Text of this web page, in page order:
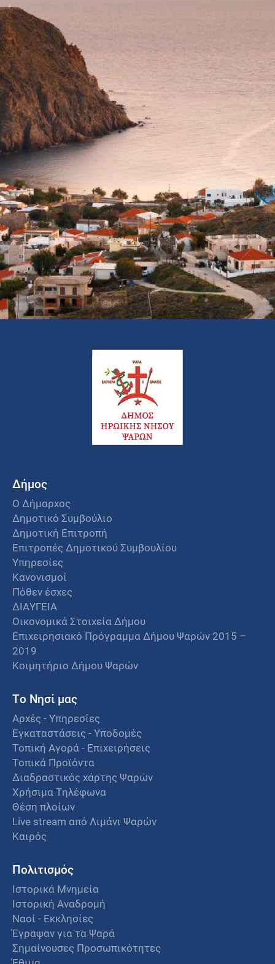
Δήμος
Ο Δήμαρχος
Δημοτικό Συμβούλιο
Δημοτική Επιτροπή
Επιτροπές Δημοτικού Συμβουλίου
Υπηρεσίες
Κανονισμοί
Πόθεν έσχες
ΔΙΑΥΓΕΙΑ
Οικονομικά Στοιχεία Δήμου
Επιχειρησιακό Πρόγραμμα Δήμου Ψαρών 2015 –
2019
Κοιμητήριο Δήμου Ψαρών
Το Νησί μας
Αρχές - Υπηρεσίες
Εγκαταστάσεις - Υποδομές
Τοπική Αγορά - Επιχειρήσεις
Τοπικά Προϊόντα
Διαδραστικός χάρτης Ψαρών
Χρήσιμα Τηλέφωνα
Θέση πλοίων
Live stream από Λιμάνι Ψαρών
Καιρός
Πολιτισμός
Ιστορικά Μνημεία
Ιστορική Αναδρομή
Ναοί - Εκκλησίες
Έγραψαν για τα Ψαρά
Σημαίνουσες Προσωπικότητες